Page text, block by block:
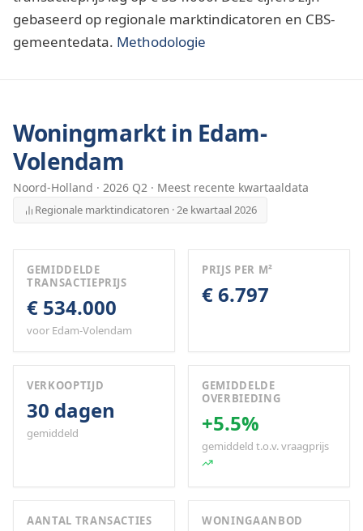
gebaseerd op regionale marktindicatoren en CBS-
gemeentedata. Methodologie
Woningmarkt in Edam-
Volendam
Noord-Holland · 2026 Q2 · Meest recente kwartaaldata
Regionale marktindicatoren · 2e kwartaal 2026
GEMIDDELDE
TRANSACTIEPRIJS
€ 534.000
voor Edam-Volendam
PRIJS PER M²
€ 6.797
VERKOOPTIJD
30 dagen
gemiddeld
GEMIDDELDE
OVERBIEDING
+5.5%
gemiddeld t.o.v. vraagprijs
AANTAL TRANSACTIES WONINGAANBOD